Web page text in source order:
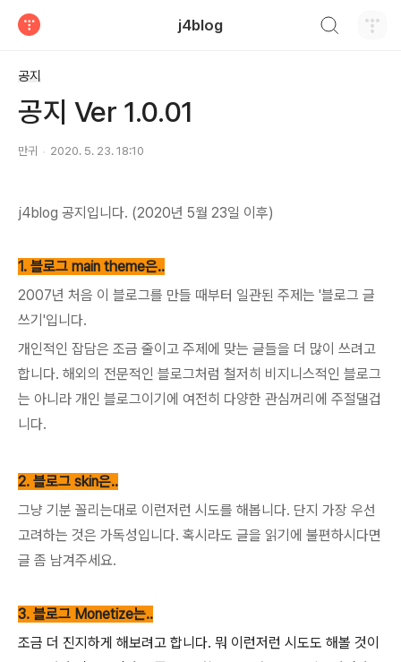
j4blog
공지
공지 Ver 1.0.01
만귀 2020. 5. 23. 18:10
j4blog 공지입니다. (2020년 5월 23일 이후)
1. 블로그 main theme은..
2007년 처음 이 블로그를 만들 때부터 일관된 주제는 '블로그 글
쓰기'입니다.
개인적인 잡담은 조금 줄이고 주제에 맞는 글들을 더 많이 쓰려고
합니다. 해외의 전문적인 블로그처럼 철저히 비지니스적인 블로그
는 아니라 개인 블로그이기에 여전히 다양한 관심꺼리에 주절댈겁
니다.
2. 블로그 skin은..
그냥 기분 꼴리는대로 이런저런 시도를 해봅니다. 단지 가장 우선
고려하는 것은 가독성입니다. 혹시라도 글을 읽기에 불편하시다면
글 좀 남겨주세요.
3. 블로그 Monetize는..
조금 더 진지하게 해보려고 합니다. 뭐 이런저런 시도도 해볼 것이